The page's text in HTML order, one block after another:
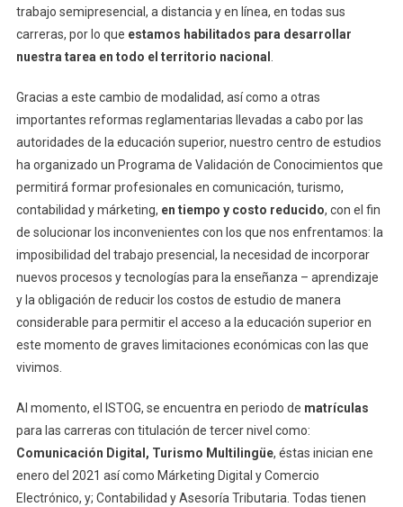
trabajo semipresencial, a distancia y en línea, en todas sus
carreras, por lo que estamos habilitados para desarrollar
nuestra tarea en todo el territorio nacional .
Gracias a este cambio de modalidad, así como a otras
importantes reformas reglamentarias llevadas a cabo por las
autoridades de la educación superior, nuestro centro de estudios
ha organizado un Programa de Validación de Conocimientos que
permitirá formar profesionales en comunicación, turismo,
contabilidad y márketing, en tiempo y costo reducido, con el fin
de solucionar los inconvenientes con los que nos enfrentamos: la
imposibilidad del trabajo presencial, la necesidad de incorporar
nuevos procesos y tecnologías para la enseñanza – aprendizaje
y la obligación de reducir los costos de estudio de manera
considerable para permitir el acceso a la educación superior en
este momento de graves limitaciones económicas con las que
vivimos.
Al momento, el ISTOG, se encuentra en periodo de matrículas
para las carreras con titulación de tercer nivel como:
Comunicación Digital, Turismo Multilingüe, éstas inician ene
enero del 2021 así como Márketing Digital y Comercio
Electrónico, y; Contabilidad y Asesoría Tributaria. Todas tienen